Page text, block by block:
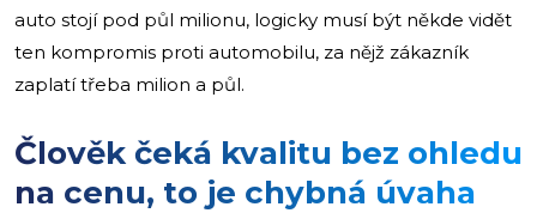
auto stojí pod půl milionu, logicky musí být někde vidět
ten kompromis proti automobilu, za nějž zákazník
zaplatí třeba milion a půl.
Člověk čeká kvalitu bez ohledu
na cenu, to je chybná úvaha